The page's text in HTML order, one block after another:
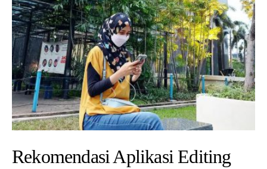
Rekomendasi Aplikasi Editing